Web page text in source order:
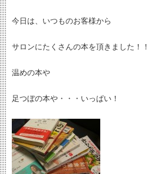
今日は、いつものお客様から
サロンにたくさんの本を頂きました！！
温めの本や
足つぼの本や・・・いっぱい！